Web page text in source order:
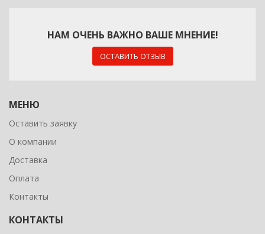
НАМ ОЧЕНЬ ВАЖНО ВАШЕ МНЕНИЕ!
ОСТАВИТЬ ОТЗЫВ
МЕНЮ
Оставить заявку
О компании
Доставка
Оплата
Контакты
КОНТАКТЫ